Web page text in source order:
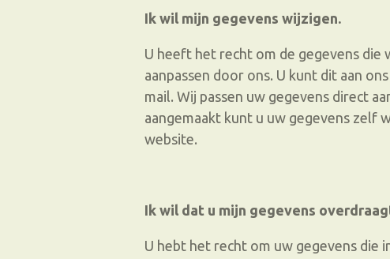
Ik wil mijn gegevens wijzigen.
U heeft het recht om de gegevens die
aanpassen door ons. U kunt dit aan
mail. Wij passen uw gegevens direct
aangemaakt kunt u uw gegevens zelf
website.
Ik wil dat u mijn gegevens
U hebt het recht om uw gegevens die